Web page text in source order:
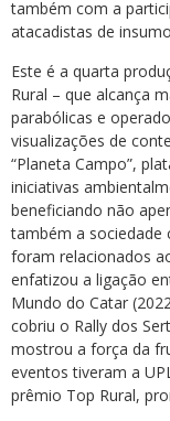
também com a
atacadistas de
Este é a quarta
Rural – que alcança
parabólicas e
visualizações de
“Planeta Campo”,
iniciativas
beneficiando não
também a
foram relacionados
enfatizou a ligação
Mundo do Catar
cobriu o Rally dos
mostrou a força da
eventos tiveram a
prêmio Top Rural,